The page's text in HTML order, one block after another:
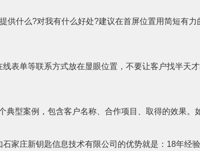
供什么?对我有什么好处?建议在首屏位置用简短有
表单等联系方式放在显眼位置，不要让客户找半天
型案例，包含客户名称、合作项目、取得的效果。
家庄新钥匙信息技术有限公司的优势就是：18年经